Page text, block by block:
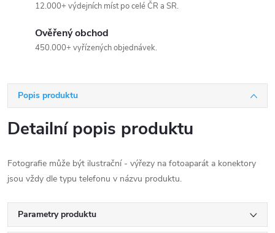
12.000+ výdejních míst po celé ČR a SR.
Ověřený obchod
450.000+ vyřízených objednávek.
Popis produktu
Detailní popis produktu
Fotografie může být ilustrační - výřezy na fotoaparát a konektory
jsou vždy dle typu telefonu v názvu produktu.
Parametry produktu